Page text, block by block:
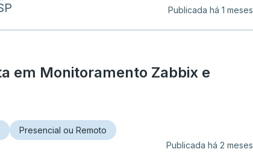
Publicada há 1 meses
em Monitoramento Zabbix e
Presencial ou Remoto
Publicada há 2 meses